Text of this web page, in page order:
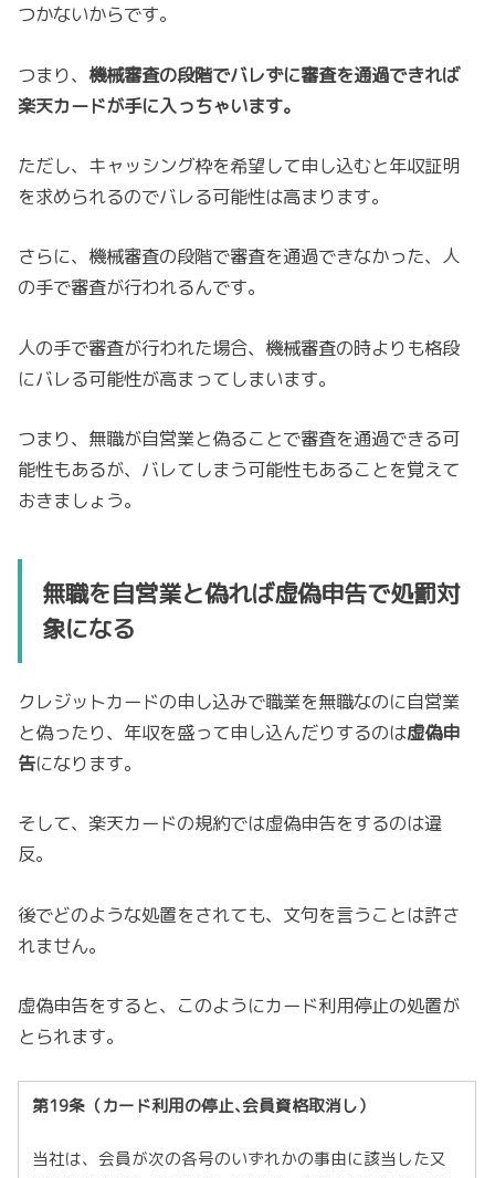
つかないからです。
つまり、 機械審査の段階でバレずに審査を通過できれば
楽天カードが手に入っちゃいます。
ただし、キャッシング枠を希望して申し込むと年収証明
を求められるのでバレる可能性は高まります。
さらに、機械審査の段階で審査を通過できなかった、人
の手で審査が行われるんです。
人の手で審査が行われた場合、機械審査の時よりも格段
にバレる可能性が高まってしまいます。
つまり、無職が自営業と偽ることで審査を通過できる可
能性もあるが、バレてしまう可能性もあることを覚えて
おきましょう。
無職を自営業と偽れば虚偽申告で処罰対
象になる
クレジットカードの申し込みで職業を無職なのに自営業
と偽ったり、年収を盛って申し込んだりするのは虚偽申
告になります。
そして、楽天カードの規約では虚偽申告をするのは違
反。
後でどのような処置をされても、文句を言うことは許さ
れません。
虚偽申告をすると、このようにカード利用停止の処置が
とられます。
第19条（カード利用の停止､会員資格取消し）
当社は、会員が次の各号のいずれかの事由に該当した又